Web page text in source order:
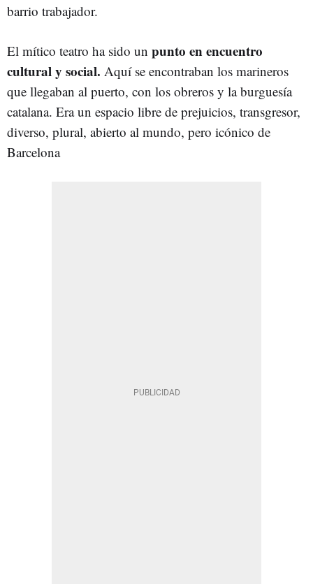
barrio trabajador.
El mítico teatro ha sido un punto en encuentro
cultural y social. Aquí se encontraban los marineros
que llegaban al puerto, con los obreros y la burguesía
catalana. Era un espacio libre de prejuicios, transgresor,
diverso, plural, abierto al mundo, pero icónico de
Barcelona